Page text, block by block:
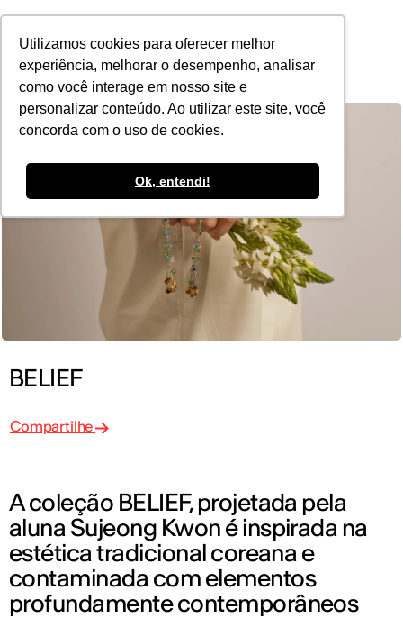
Utilizamos cookies para oferecer melhor
experiência, melhorar o desempenho, analisar
como você interage em nosso site e
personalizar conteúdo. Ao utilizar este site, você
concorda com o uso de cookies.
Ok, entendi!
POR
BELIEF
Compartilhe
A coleção BELIEF, projetada pela
aluna Sujeong Kwon é inspirada na
estética tradicional coreana e
contaminada com elementos
profundamente contemporâneos